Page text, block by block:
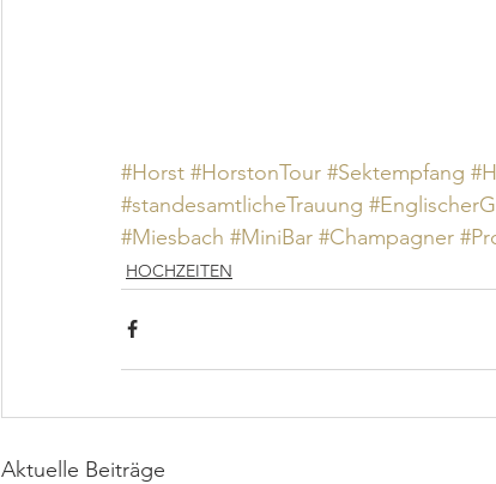
#Horst #HorstonTour #Sektempfang
#standesamtlicheTrauung
#Miesbach #MiniBar #Champagner
HOCHZEITEN
Aktuelle Beiträge